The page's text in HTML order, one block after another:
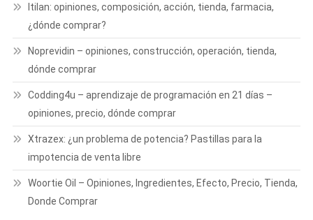
ltilan: opiniones, composición, acción, tienda, farmacia,
¿dónde comprar?
Noprevidin – opiniones, construcción, operación, tienda,
dónde comprar
Codding4u – aprendizaje de programación en 21 días –
opiniones, precio, dónde comprar
Xtrazex: ¿un problema de potencia? Pastillas para la
impotencia de venta libre
Woortie Oil – Opiniones, Ingredientes, Efecto, Precio, Tienda,
Donde Comprar